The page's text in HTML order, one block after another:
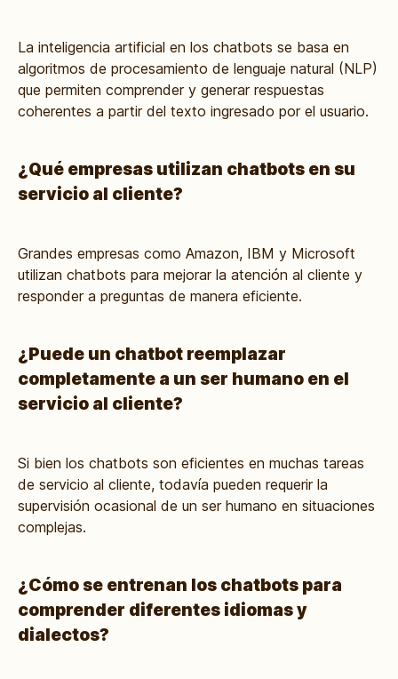
La inteligencia artificial en los chatbots se basa en
algoritmos de procesamiento de lenguaje natural (NLP)
que permiten comprender y generar respuestas
coherentes a partir del texto ingresado por el usuario.
¿Qué empresas utilizan chatbots en su
servicio al cliente?
Grandes empresas como Amazon, IBM y Microsoft
utilizan chatbots para mejorar la atención al cliente y
responder a preguntas de manera eficiente.
¿Puede un chatbot reemplazar
completamente a un ser humano en el
servicio al cliente?
Si bien los chatbots son eficientes en muchas tareas
de servicio al cliente, todavía pueden requerir la
supervisión ocasional de un ser humano en situaciones
complejas.
¿Cómo se entrenan los chatbots para
comprender diferentes idiomas y
dialectos?